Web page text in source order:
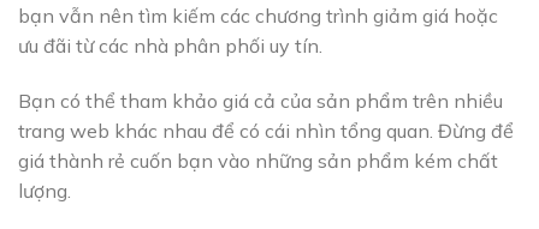
bạn vẫn nên tìm kiếm các chương trình giảm giá hoặc
ưu đãi từ các nhà phân phối uy tín.
Bạn có thể tham khảo giá cả của sản phẩm trên nhiều
trang web khác nhau để có cái nhìn tổng quan. Đừng để
giá thành rẻ cuốn bạn vào những sản phẩm kém chất
lượng.